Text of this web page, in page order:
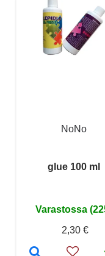
NoNo
glue 100 ml
Varastossa
2,30 €